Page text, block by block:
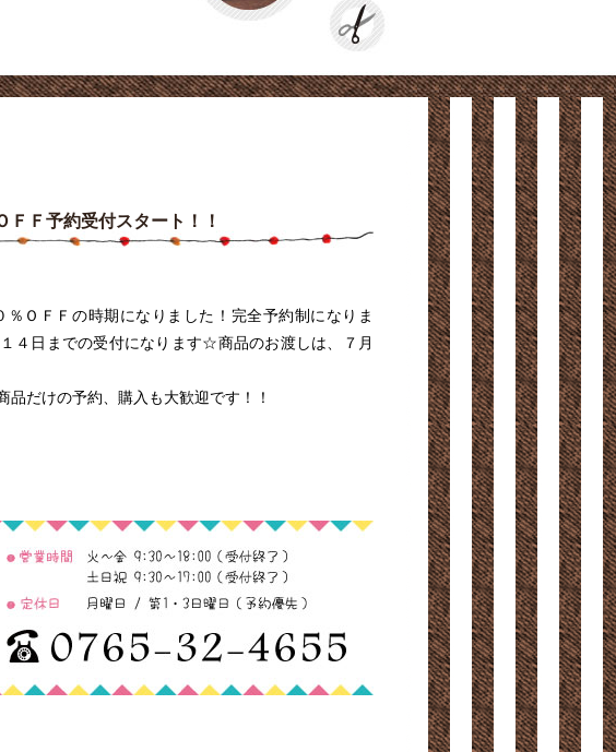
Ｆ予約受付スタート！！
ＯＦＦの時期になりました！完全予約制になりま
４日までの受付になります☆商品のお渡しは、７月
だけの予約、購入も大歓迎です！！